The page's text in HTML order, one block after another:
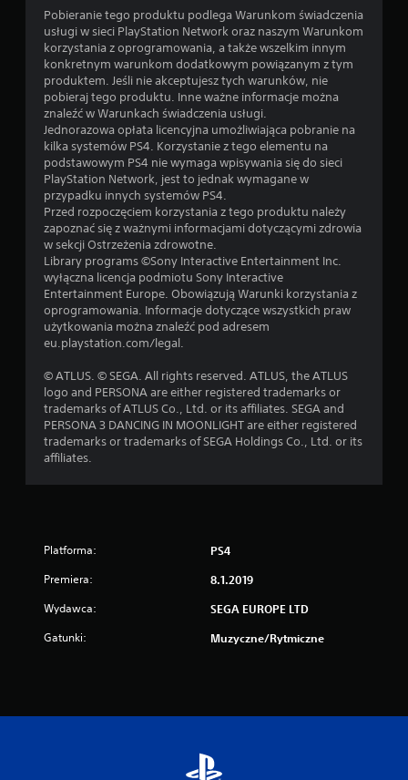
Pobieranie tego produktu podlega Warunkom świadczenia
usługi w sieci PlayStation Network oraz naszym Warunkom
korzystania z oprogramowania, a także wszelkim innym
konkretnym warunkom dodatkowym powiązanym z tym
produktem. Jeśli nie akceptujesz tych warunków, nie
pobieraj tego produktu. Inne ważne informacje można
znaleźć w Warunkach świadczenia usługi.
Jednorazowa opłata licencyjna umożliwiająca pobranie na
kilka systemów PS4. Korzystanie z tego elementu na
podstawowym PS4 nie wymaga wpisywania się do sieci
PlayStation Network, jest to jednak wymagane w
przypadku innych systemów PS4.
Przed rozpoczęciem korzystania z tego produktu należy
zapoznać się z ważnymi informacjami dotyczącymi zdrowia
w sekcji Ostrzeżenia zdrowotne.
Library programs ©Sony Interactive Entertainment Inc.
wyłączna licencja podmiotu Sony Interactive
Entertainment Europe. Obowiązują Warunki korzystania z
oprogramowania. Informacje dotyczące wszystkich praw
użytkowania można znaleźć pod adresem
eu.playstation.com/legal.
© ATLUS. © SEGA. All rights reserved. ATLUS, the ATLUS
logo and PERSONA are either registered trademarks or
trademarks of ATLUS Co., Ltd. or its affiliates. SEGA and
PERSONA 3 DANCING IN MOONLIGHT are either registered
trademarks or trademarks of SEGA Holdings Co., Ltd. or its
affiliates.
Platforma: PS4
Premiera: 8.1.2019
Wydawca: SEGA EUROPE LTD
Gatunki: Muzyczne/rytmiczne